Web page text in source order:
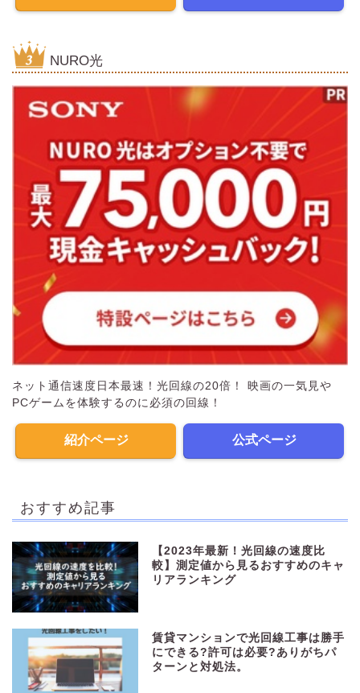
NURO光
ネット通信速度日本最速！光回線の20倍！ 映画の一気見や
PCゲームを体験するのに必須の回線！
紹介ページ 公式ページ
おすすめ記事
【2023年最新！光回線の速度比
較】測定値から見るおすすめのキャ
リアランキング
賃貸マンションで光回線工事は勝手
にできる?許可は必要?ありがちパ
ターンと対処法。